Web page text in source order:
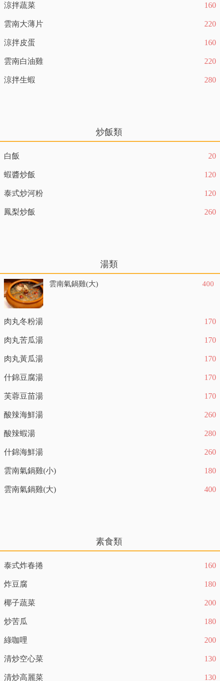
涼拌蔬菜 160
雲南大薄片 220
涼拌皮蛋 160
雲南白油雞 220
涼拌生蝦 280
炒飯類
白飯 20
蝦醬炒飯 120
泰式炒河粉 120
鳳梨炒飯 260
湯類
雲南氣鍋雞(大) 400
肉丸冬粉湯 170
肉丸苦瓜湯 170
肉丸黃瓜湯 170
什錦豆腐湯 170
芙蓉豆苗湯 170
酸辣海鮮湯 260
酸辣蝦湯 280
什錦海鮮湯 260
雲南氣鍋雞(小) 180
雲南氣鍋雞(大) 400
素食類
泰式炸春捲 160
炸豆腐 180
椰子蔬菜 200
炒苦瓜 180
綠咖哩 200
清炒空心菜 130
清炒高麗菜 130